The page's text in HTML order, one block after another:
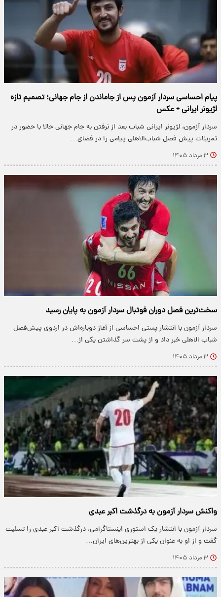
پیام احساسی سردار آزمون پس از جاماندن از جام جهانی؛ تصمیم تازه
لژیونر ایرانی + عکس
سردار آزمون، لژیونر ایرانی شباب بعد از نرفتن به جام جهانی حالا با حضور در
تمرینات پیش فصل شباب‌الاهلی پیامی را در فضای…
۳ مرداد ۱۴۰۵
سخت‌ترین فصل دوران فوتبال سردار آزمون به پایان رسید
سردار آزمون با انتشار پستی احساسی از آغاز دوباره‌اش در اردوی پیش‌فصل
شباب الاهلی خبر داد و از پشت سر گذاشتن یکی از…
۳ مرداد ۱۴۰۵
واکنش سردار آزمون به درگذشت اکبر عبدی
سردار آزمون با انتشار یک استوری اینستاگرامی، درگذشت اکبر عبدی را تسلیت
گفت و از او به عنوان یکی از بهترین‌های ایران…
۳ مرداد ۱۴۰۵